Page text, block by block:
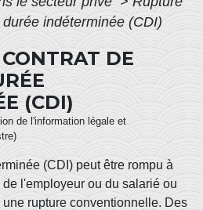
indéterminée (CDI)
DE
(CDI)
de l'information légale et
(CDI) peut être rompu à
l'employeur ou du salarié ou
rupture conventionnelle. Des